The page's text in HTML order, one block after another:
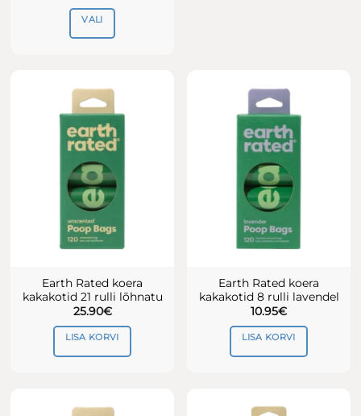
VALI
mitu
varianti.
Valikuid
saab
teha
tootelehel.
Earth Rated koera
kakakotid 21 rulli lõhnatu
25.90€
LISA KORVI
Earth Rated koera
kakakotid 8 rulli lavendel
10.95€
LISA KORVI